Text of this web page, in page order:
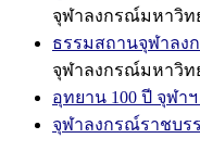
จุฬาลงกรณ์มหาวิท
ธรรมสถานจุฬาลง
จุฬาลงกรณ์มหาวิท
อุทยาน 100 ปี จุฬาฯ
จุฬาลงกรณ์ราชบร